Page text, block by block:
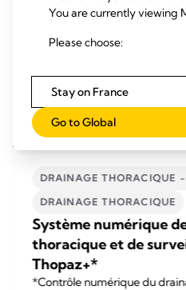
DRAINAGE THORACIQUE
DRAINAGE THORACIQUE
Système numérique
thoracique et de
Thopaz+*
*Contrôle numérique du
You are currently viewing
Please choose:
Stay on France
Go to Global